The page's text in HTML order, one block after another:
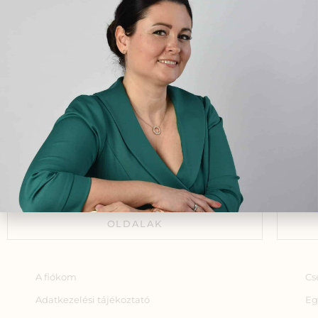
Hogyan változtatta meg a
HerbClinic életútját a Cápák
között műsora?
2024.05.23.
A Sakk, az agy ideggyógyásza
2024.09.30.
OLDALAK
A fiókom
Adatkezelési tájékoztató